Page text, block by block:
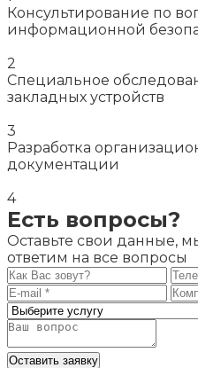
Консультирование по
информационной
2
Специальное
закладных устройств
3
Разработка
документации
4
Есть вопросы?
Оставьте свои данные,
ответим на все вопросы
Оставить заявку